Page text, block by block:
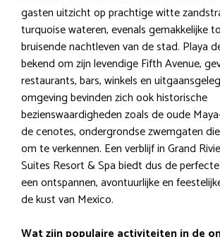
gasten uitzicht op prachtige witte
turquoise wateren, evenals gemakkelijke
bruisende nachtleven van de stad. Playa
bekend om zijn levendige Fifth Avenue,
restaurants, bars, winkels en
omgeving bevinden zich ook historische
bezienswaardigheden zoals de oude
de cenotes, ondergrondse zwemgaten
om te verkennen. Een verblijf in Grand
Suites Resort & Spa biedt dus de
een ontspannen, avontuurlijke en
de kust van Mexico.